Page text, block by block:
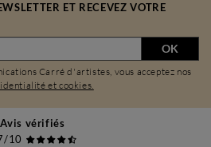
ET RECEVEZ VOTRE
OK
Carré d'artistes, vous acceptez nos
et cookies.
Avis vérifiés
10